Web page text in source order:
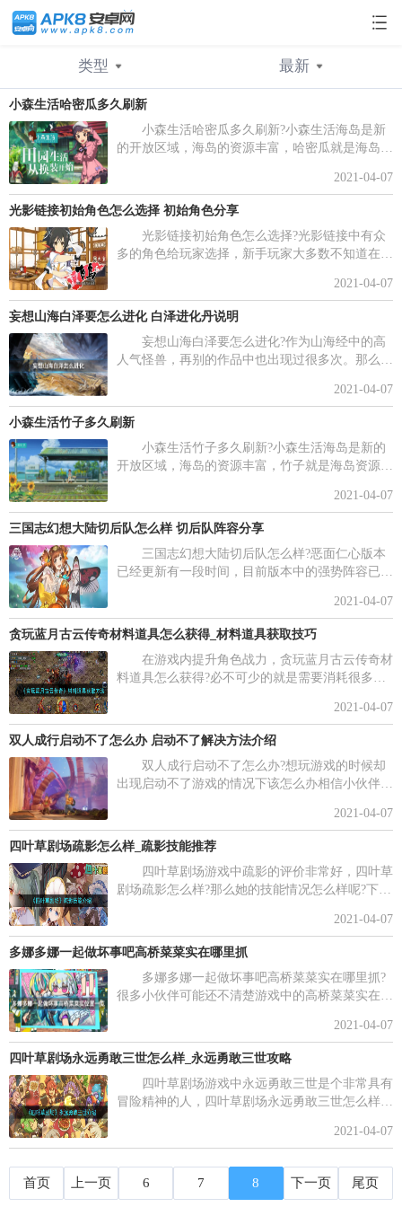
类型
不限
游戏攻略 情感秘籍
最新
最新
小森生活哈密瓜多久刷新
小森生活哈密瓜多久刷新?小森生活海岛是新
的开放区域，海岛的资源丰富，哈密瓜就是海岛资
编给大家带来了小森生活哈密瓜刷新时间分享，一
起来看看吧。
2021-04-07
光影链接初始角色怎么选择 初始角色分享
光影链接初始角色怎么选择?光影链接中有众
多的角色给玩家选择，新手玩家大多数不知道在游
链接初始角色分享，帮助大家在游戏的初期选择合
适的角色。
2021-04-07
妄想山海白泽要怎么进化 白泽进化丹说明
妄想山海白泽要怎么进化?作为山海经中的高
人气怪兽，再别的作品中也出现过很多次。那么在
起来看看妄想山海白泽进化丹说明吧，千万不要错
过。
2021-04-07
小森生活竹子多久刷新
小森生活竹子多久刷新?小森生活海岛是新的
开放区域，海岛的资源丰富，竹子就是海岛资源的
家带来了小森生活竹子刷新时间分享，一起来看看
吧。
2021-04-07
三国志幻想大陆切后队怎么样 切后队阵容分享
三国志幻想大陆切后队怎么样?恶面仁心版本
已经更新有一段时间，目前版本中的强势阵容已经
2021-04-07
贪玩蓝月古云传奇材料道具怎么获得_材料道具获取技巧
在游戏内提升角色战力，贪玩蓝月古云传奇材
料道具怎么获得?必不可少的就是需要消耗很多材
么。下面是小编列出的贪玩蓝月古云传奇材料道具
获取方法，一起来看下吧!
2021-04-07
双人成行启动不了怎么办 启动不了解决方法介绍
双人成行启动不了怎么办?想玩游戏的时候却
出现启动不了游戏的情况下该怎么办相信小伙伴们
2021-04-07
四叶草剧场疏影怎么样_疏影技能推荐
四叶草剧场游戏中疏影的评价非常好，四叶草
剧场疏影怎么样?那么她的技能情况怎么样呢?下面
2021-04-07
多娜多娜一起做坏事吧高桥菜菜实在哪里抓
多娜多娜一起做坏事吧高桥菜菜实在哪里抓?
很多小伙伴可能还不清楚游戏中的高桥菜菜实在哪
2021-04-07
四叶草剧场永远勇敢三世怎么样_永远勇敢三世攻略
四叶草剧场游戏中永远勇敢三世是个非常具有
冒险精神的人，四叶草剧场永远勇敢三世怎么样?
叶草剧场永远勇敢三世介绍，希望你们能够喜欢。
2021-04-07
首页 上一页 6 7 8 下一页 尾页